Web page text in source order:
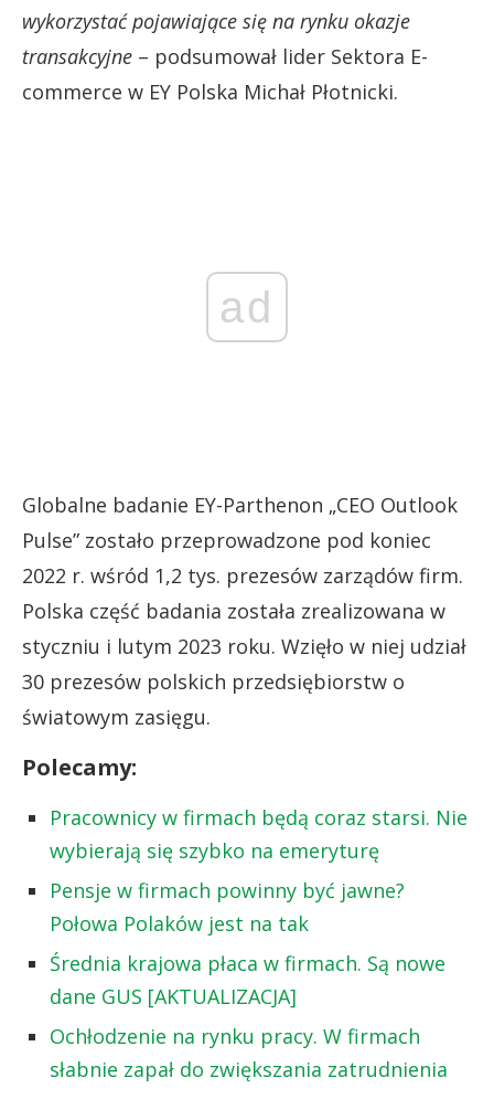
wykorzystać pojawiające się na rynku okazje
transakcyjne – podsumował lider Sektora E-
commerce w EY Polska Michał Płotnicki.
ad
Globalne badanie EY-Parthenon „CEO Outlook
Pulse” zostało przeprowadzone pod koniec
2022 r. wśród 1,2 tys. prezesów zarządów firm.
Polska część badania została zrealizowana w
styczniu i lutym 2023 roku. Wzięło w niej udział
30 prezesów polskich przedsiębiorstw o
światowym zasięgu.
Polecamy:
Pracownicy w firmach będą coraz starsi. Nie
wybierają się szybko na emeryturę
Pensje w firmach powinny być jawne?
Połowa Polaków jest na tak
Średnia krajowa płaca w firmach. Są nowe
dane GUS [AKTUALIZACJA]
Ochłodzenie na rynku pracy. W firmach
słabnie zapał do zwiększania zatrudnienia